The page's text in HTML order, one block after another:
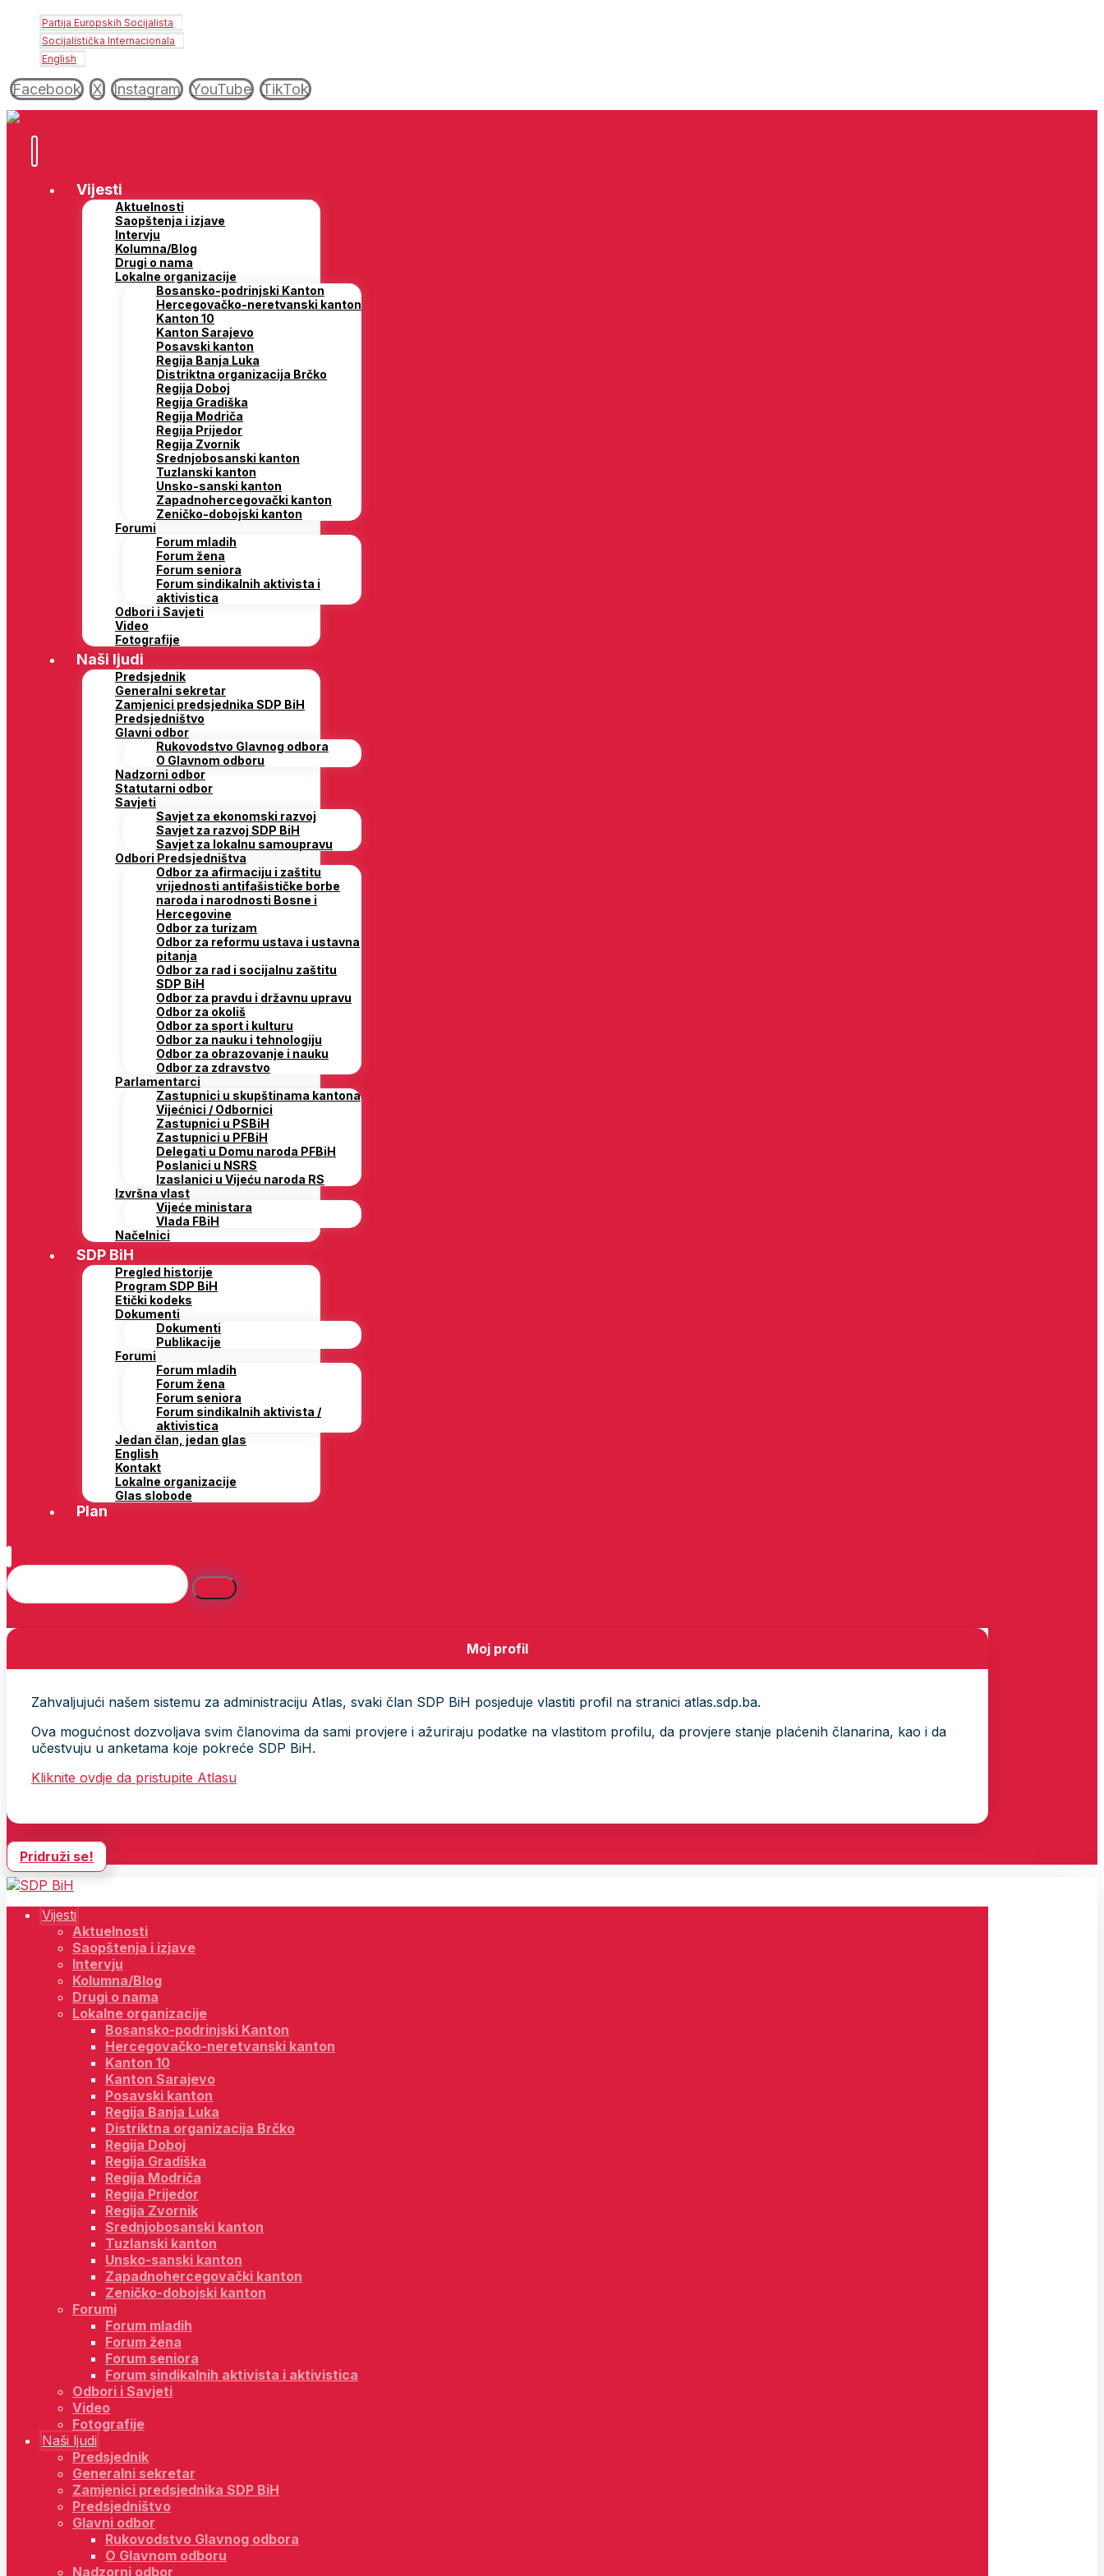
Partija Europskih Socijalista
Socijalistička Internacionala
English
Facebook X Instagram YouTube TikTok
Vijesti
Aktuelnosti
Saopštenja i izjave
Intervju
Kolumna/Blog
Drugi o nama
Lokalne organizacije
Bosansko-podrinjski Kanton
Hercegovačko-neretvanski kanton
Kanton 10
Kanton Sarajevo
Posavski kanton
Regija Banja Luka
Distriktna organizacija Brčko
Regija Doboj
Regija Gradiška
Regija Modriča
Regija Prijedor
Regija Zvornik
Srednjobosanski kanton
Tuzlanski kanton
Unsko-sanski kanton
Zapadnohercegovački kanton
Zeničko-dobojski kanton
Forumi
Forum mladih
Forum žena
Forum seniora
Forum sindikalnih aktivista i
aktivistica
Odbori i Savjeti
Video
Fotografije
Naši ljudi
Predsjednik
Generalni sekretar
Zamjenici predsjednika SDP BiH
Predsjedništvo
Glavni odbor
Rukovodstvo Glavnog odbora
O Glavnom odboru
Nadzorni odbor
Statutarni odbor
Savjeti
Savjet za ekonomski razvoj
Savjet za razvoj SDP BiH
Savjet za lokalnu samoupravu
Odbori Predsjedništva
Odbor za afirmaciju i zaštitu
vrijednosti antifašističke borbe
naroda i narodnosti Bosne i
Hercegovine
Odbor za turizam
Odbor za reformu ustava i ustavna
pitanja
Odbor za rad i socijalnu zaštitu
SDP BiH
Odbor za pravdu i državnu upravu
Odbor za okoliš
Odbor za sport i kulturu
Odbor za nauku i tehnologiju
Odbor za obrazovanje i nauku
Odbor za zdravstvo
Parlamentarci
Zastupnici u skupštinama kantona
Vijećnici / Odbornici
Zastupnici u PSBiH
Zastupnici u PFBiH
Delegati u Domu naroda PFBiH
Poslanici u NSRS
Izaslanici u Vijeću naroda RS
Izvršna vlast
Vijeće ministara
Vlada FBiH
Načelnici
SDP BiH
Pregled historije
Program SDP BiH
Etički kodeks
Dokumenti
Dokumenti
Publikacije
Forumi
Forum mladih
Forum žena
Forum seniora
Forum sindikalnih aktivista /
aktivistica
Jedan član, jedan glas
English
Kontakt
Lokalne organizacije
Glas slobode
Plan
Moj profil
Zahvaljujući našem sistemu za administraciju Atlas, svaki član SDP BiH posjeduje vlastiti profil na stranici atlas.sdp.ba.
Ova mogućnost dozvoljava svim članovima da sami provjere i ažuriraju podatke na vlastitom profilu, da provjere stanje plaćenih članarina, kao i da
učestvuju u anketama koje pokreće SDP BiH.
Kliknite ovdje da pristupite Atlasu
Pridruži se!
Vijesti
Aktuelnosti
Saopštenja i izjave
Intervju
Kolumna/Blog
Drugi o nama
Lokalne organizacije
Bosansko-podrinjski Kanton
Hercegovačko-neretvanski kanton
Kanton 10
Kanton Sarajevo
Posavski kanton
Regija Banja Luka
Distriktna organizacija Brčko
Regija Doboj
Regija Gradiška
Regija Modriča
Regija Prijedor
Regija Zvornik
Srednjobosanski kanton
Tuzlanski kanton
Unsko-sanski kanton
Zapadnohercegovački kanton
Zeničko-dobojski kanton
Forumi
Forum mladih
Forum žena
Forum seniora
Forum sindikalnih aktivista i aktivistica
Odbori i Savjeti
Video
Fotografije
Naši ljudi
Predsjednik
Generalni sekretar
Zamjenici predsjednika SDP BiH
Predsjedništvo
Glavni odbor
Rukovodstvo Glavnog odbora
O Glavnom odboru
Nadzorni odbor